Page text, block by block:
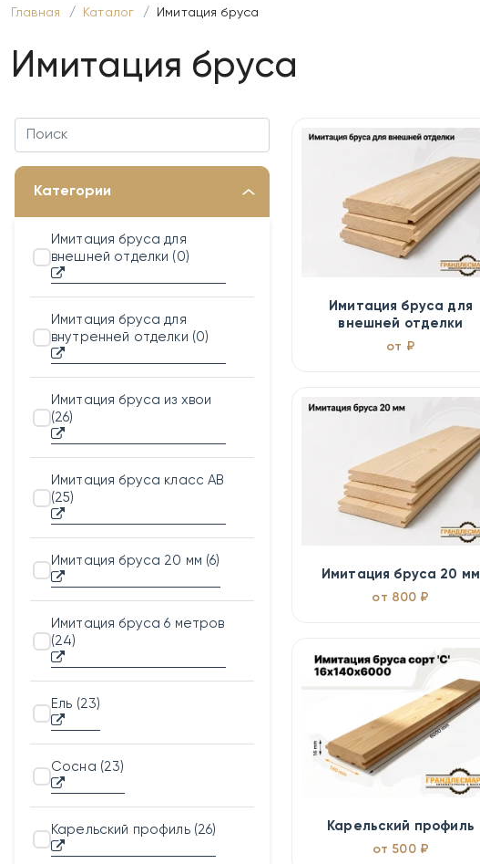
Главная Каталог Имитация бруса
Имитация бруса
Категории
Имитация бруса для
внешней отделки (0)
Имитация бруса для
внутренней отделки (0)
Имитация бруса из хвои
(26)
Имитация бруса класс АВ
(25)
Имитация бруса 20 мм (6)
Имитация бруса 6 метров
(24)
Ель (23)
Сосна (23)
Карельский профиль (26)
Имитация бруса для
внешней отделки
от ₽
Имитация бруса 20 мм
от 800 ₽
Карельский профиль
от 500 ₽